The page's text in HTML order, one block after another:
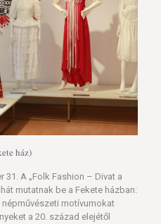
ház)
31. A „Folk Fashion – Divat a
mutatnak be a Fekete házban:
motívumokat
a 20. század elejétől